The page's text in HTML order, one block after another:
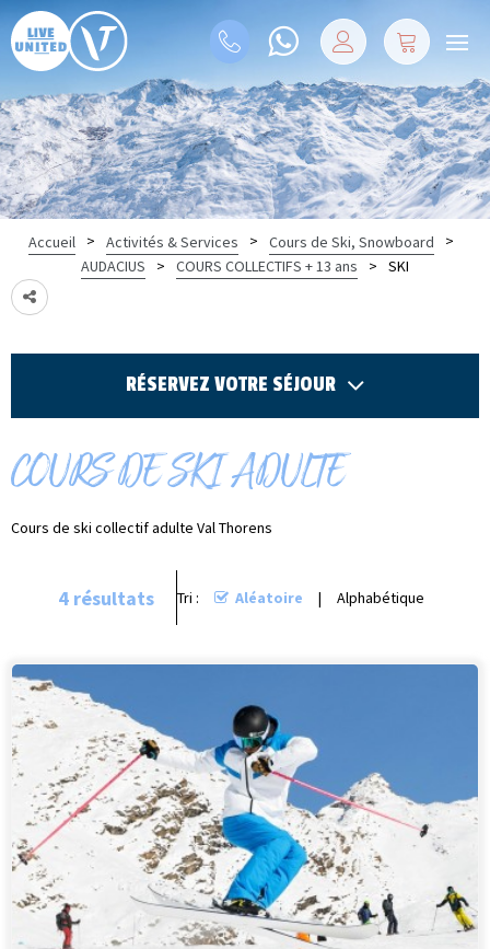
Accueil > Activités & Services > Cours de Ski, Snowboard
>
AUDACIUS
> COURS COLLECTIFS + 13 ans > SKI
RÉSERVEZ VOTRE SÉJOUR
COURS DE SKI ADULTE
Cours de ski collectif adulte Val Thorens
4 résultats Tri : Aléatoire Alphabétique